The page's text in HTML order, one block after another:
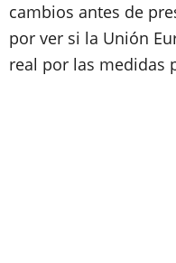
cambios antes de
por ver si la Unión
real por las medidas